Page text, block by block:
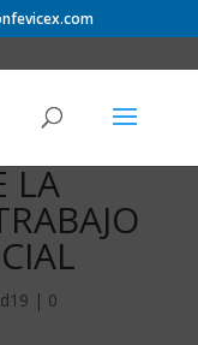
LA
| 0